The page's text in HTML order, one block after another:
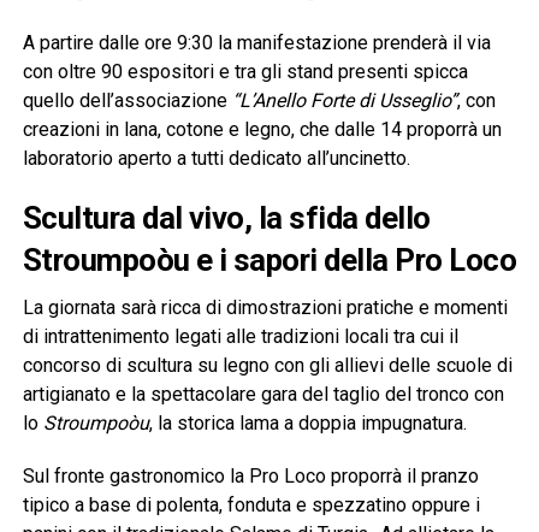
A partire dalle ore 9:30 la manifestazione prenderà il via
con oltre 90 espositori e tra gli stand presenti spicca
quello dell’associazione “L’Anello Forte di Usseglio”, con
creazioni in lana, cotone e legno, che dalle 14 proporrà un
laboratorio aperto a tutti dedicato all’uncinetto.
Scultura dal vivo, la sfida dello
Stroumpoòu e i sapori della Pro Loco
La giornata sarà ricca di dimostrazioni pratiche e momenti
di intrattenimento legati alle tradizioni locali tra cui il
concorso di scultura su legno con gli allievi delle scuole di
artigianato e la spettacolare gara del taglio del tronco con
lo Stroumpoòu, la storica lama a doppia impugnatura.
Sul fronte gastronomico la Pro Loco proporrà il pranzo
tipico a base di polenta, fonduta e spezzatino oppure i